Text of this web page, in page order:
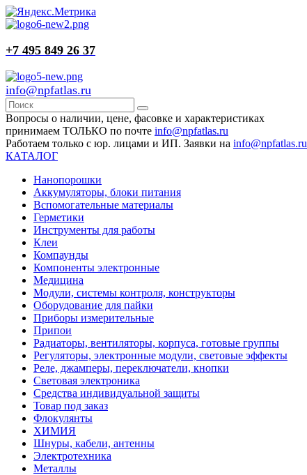
+7 495 849 26 37
info@npfatlas.ru
Вопросы о наличии, цене, фасовке и характеристиках
принимаем ТОЛЬКО по почте info@npfatlas.ru
Работаем только с юр. лицами и ИП. Заявки на info@npfatlas.ru
КАТАЛОГ
Нанопорошки
Аккумуляторы, блоки питания
Вспомогательные материалы
Герметики
Инструменты для работы
Клеи
Компаунды
Компоненты электронные
Медицина
Модули, системы контроля, конструкторы
Оборудование для пайки
Приборы измерительные
Припои
Радиаторы, вентиляторы, корпуса, готовые группы
Регуляторы, электронные модули, световые эффекты
Реле, джамперы, переключатели, кнопки
Световая электроника
Средства индивидуальной защиты
Товар под заказ
Флокулянты
ХИМИЯ
Шнуры, кабели, антенны
Электротехника
Металлы